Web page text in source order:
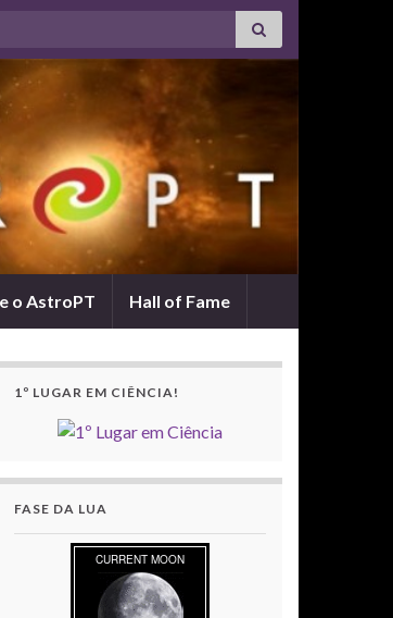
o AstroPT Hall of Fame
1º LUGAR EM CIÊNCIA!
FASE DA LUA